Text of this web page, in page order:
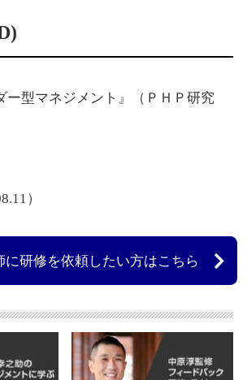
ー型マネジメント』（ＰＨＰ研究
）
に研修を依頼したい方はこちら